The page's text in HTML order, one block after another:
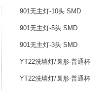
901无主灯-10头 SMD
901无主灯-5头 SMD
901无主灯-3头 SMD
YT22洗墙灯/圆形-普通杯
YT22洗墙灯/圆形-普通杯